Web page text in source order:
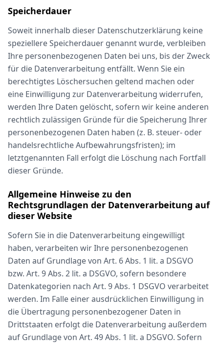
Speicherdauer
Soweit innerhalb dieser Datenschutzerklärung keine
speziellere Speicherdauer genannt wurde, verbleiben
Ihre personenbezogenen Daten bei uns, bis der Zweck
für die Datenverarbeitung entfällt. Wenn Sie ein
berechtigtes Löschersuchen geltend machen oder
eine Einwilligung zur Datenverarbeitung widerrufen,
werden Ihre Daten gelöscht, sofern wir keine anderen
rechtlich zulässigen Gründe für die Speicherung Ihrer
personenbezogenen Daten haben (z. B. steuer- oder
handelsrechtliche Aufbewahrungsfristen); im
letztgenannten Fall erfolgt die Löschung nach Fortfall
dieser Gründe.
Allgemeine Hinweise zu den
Rechtsgrundlagen der Datenverarbeitung auf
dieser Website
Sofern Sie in die Datenverarbeitung eingewilligt
haben, verarbeiten wir Ihre personenbezogenen
Daten auf Grundlage von Art. 6 Abs. 1 lit. a DSGVO
bzw. Art. 9 Abs. 2 lit. a DSGVO, sofern besondere
Datenkategorien nach Art. 9 Abs. 1 DSGVO verarbeitet
werden. Im Falle einer ausdrücklichen Einwilligung in
die Übertragung personenbezogener Daten in
Drittstaaten erfolgt die Datenverarbeitung außerdem
auf Grundlage von Art. 49 Abs. 1 lit. a DSGVO. Sofern